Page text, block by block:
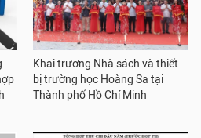
Khai trương Nhà sách và thiết
bị trường học Hoàng Sa tại
Thành phố Hồ Chí Minh